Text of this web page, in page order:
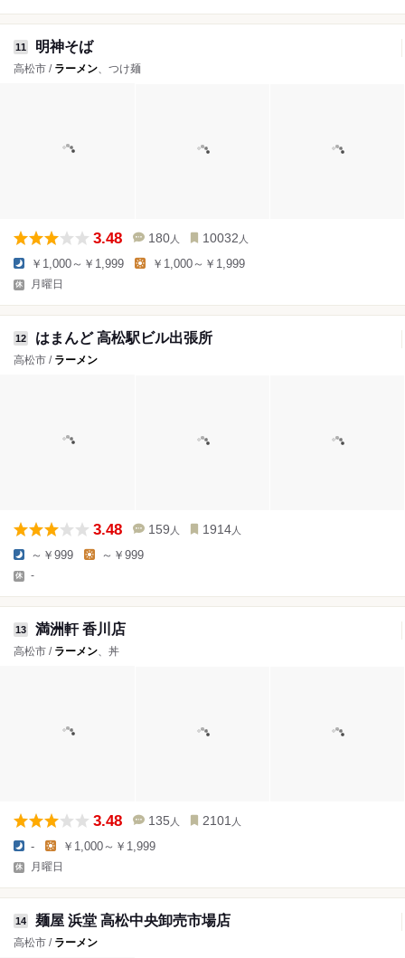
11 明神そば
高松市 / ラーメン、つけ麺
3.48 180 人 10032 人
￥1,000～￥1,999 ￥1,000～￥1,999
月曜日
12 はまんど 高松駅ビル出張所
高松市 / ラーメン
3.48 159 人 1914 人
～￥999 ～￥999
-
13 満洲軒 香川店
高松市 / ラーメン、丼
3.48 135 人 2101 人
- ￥1,000～￥1,999
月曜日
14 麺屋 浜堂 高松中央卸売市場店
高松市 / ラーメン